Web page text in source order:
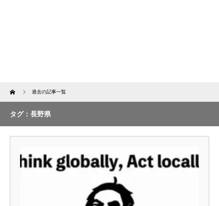
Home 過去の記事一覧
タグ：長野県